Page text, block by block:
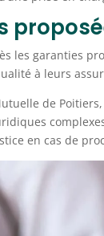
les garanties
à leurs
de
en cas de